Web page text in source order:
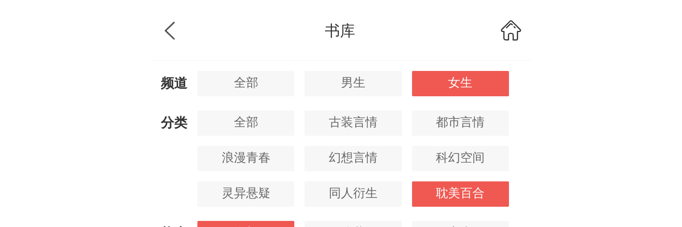
书库
频道 全部 男生 女生
分类 全部 古装言情 都市言情
浪漫青春 幻想言情 科幻空间
灵异悬疑 同人衍生 耽美百合